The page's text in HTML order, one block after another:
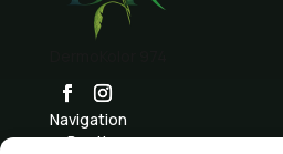
Navigation
Boutique